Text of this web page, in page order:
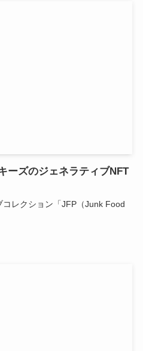
ーズのジェネラティブNFT
レクション「JFP（Junk Food